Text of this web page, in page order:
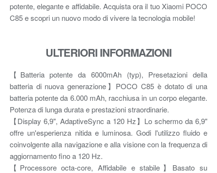
potente, elegante e affidabile. Acquista ora il tuo Xiaomi POCO
C85 e scopri un nuovo modo di vivere la tecnologia mobile!
ULTERIORI INFORMAZIONI
【Batteria potente da 6000mAh (typ), Presetazioni della
batteria di nuova generazione】POCO C85 è dotato di una
batteria potente da 6.000 mAh, racchiusa in un corpo elegante.
Potenza di lunga durata e prestazioni straordinarie.
【Display 6,9", AdaptiveSync a 120 Hz】Lo schermo da 6,9"
offre un'esperienza nitida e luminosa. Godi l'utilizzo fluido e
coinvolgente alla navigazione e alla visione con la frequenza di
aggiornamento fino a 120 Hz.
【Processore octa-core, Affidabile e stabile】Basato su